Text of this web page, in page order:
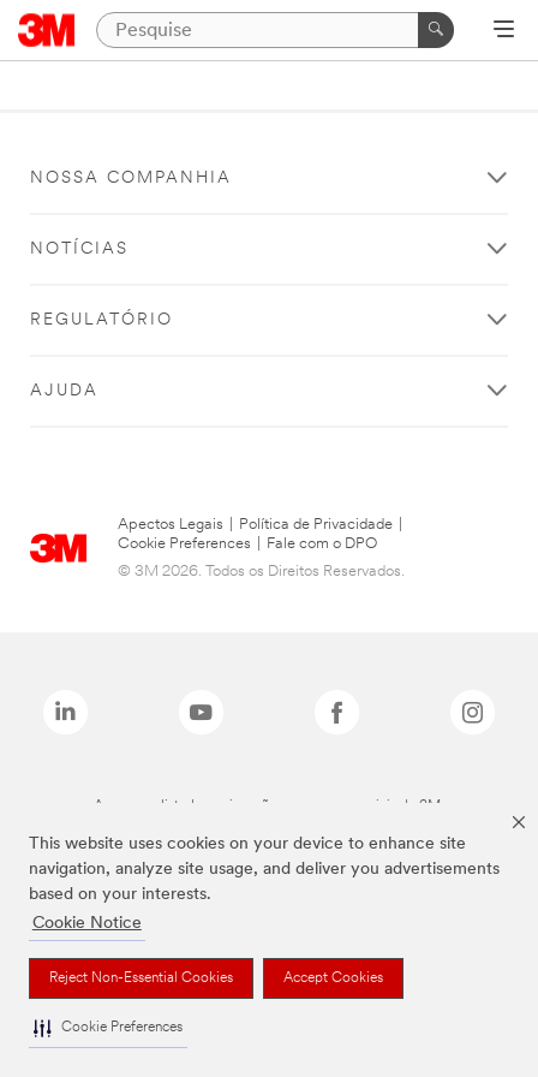
This website uses cookies on your device to enhance site
navigation, analyze site usage, and deliver you advertisements
based on your interests.
Cookie Notice
Reject Non-Essential Cookies Accept Cookies
Cookie Preferences
NOSSA COMPANHIA
NOTÍCIAS
REGULATÓRIO
AJUDA
Apectos Legais Política de Privacidade
Cookie Preferences
Fale com o DPO
© 3M 2026. Todos os Direitos Reservados.
As marcas listadas a cima são marcas comerciais da 3M.